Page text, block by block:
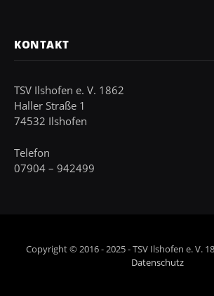
KONTAKT
TSV Ilshofen e. V. 1862
Haller Straße 1
74532 Ilshofen
Telefon
07904 – 942499
Copyright © 2016 - 2025 - TSV Ilshofen e. V.
Datenschutz